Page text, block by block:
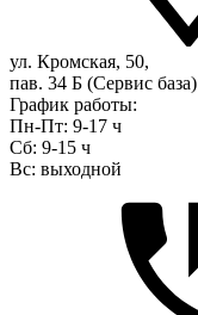
ул. Кромская, 50,
пав. 34 Б (Сервис база)
График работы:
Пн-Пт: 9-17 ч
Сб: 9-15 ч
Вс: выходной